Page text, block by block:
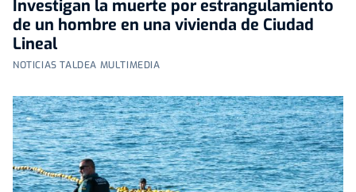
Investigan la muerte por estrangulamiento
de un hombre en una vivienda de Ciudad
Lineal
NOTICIAS TALDEA MULTIMEDIA